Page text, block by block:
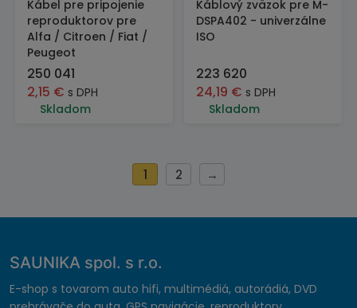
Kábel pre pripojenie
reproduktorov pre
Alfa / Citroen / Fiat /
Peugeot
250 041
2,15 € s DPH
Skladom
Káblový zväzok pre M-
DSPA402 - univerzálne
ISO
223 620
24,19 € s DPH
Skladom
1 2 →
SAUNIKA spol. s r.o.
E-shop s tovarom auto hifi, multimédiá, autorádiá, DVD